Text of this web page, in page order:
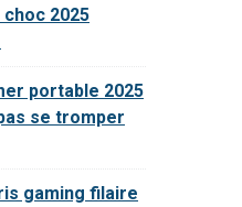
2025
portable 2025
se tromper
gaming filaire